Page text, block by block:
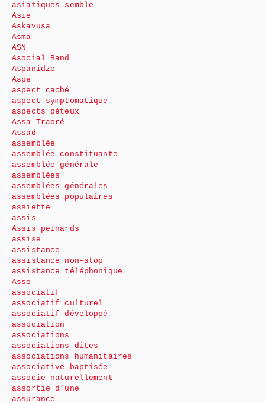
asiatiques semble
Asie
Askavusa
Asma
ASN
Asocial Band
Aspanidze
Aspe
aspect caché
aspect symptomatique
aspects péteux
Assa Traoré
Assad
assemblée
assemblée constituante
assemblée générale
assemblées
assemblées générales
assemblées populaires
assiette
assis
Assis peinards
assise
assistance
assistance non-stop
assistance téléphonique
Asso
associatif
associatif culturel
associatif développé
association
associations
associations dites
associations humanitaires
associative baptisée
associe naturellement
assortie d’une
assurance